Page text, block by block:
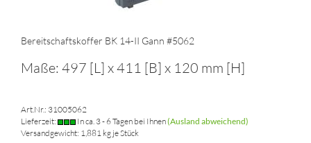
Bereitschaftskoffer BK 14-II Gann #5062
Maße: 497 [L] x 411 [B] x 120 mm [H]
Art.Nr.: 31005062
Lieferzeit:
In ca. 3 - 6 Tagen bei Ihnen(Ausland abweichend)
Versandgewicht: 1,881 kg je Stück